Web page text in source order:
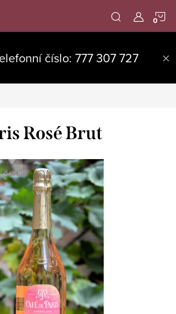
číslo: 777 307 727
Rosé Brut